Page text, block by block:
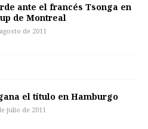
ante el francés Tsonga en
de Montreal
de 2011
el título en Hamburgo
julio de 2011